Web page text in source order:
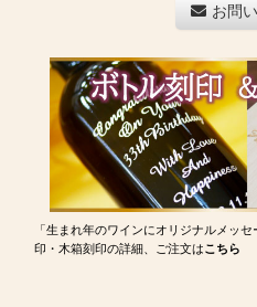
お問
「生まれ年のワインにオリジナルメッ
印・木箱刻印の詳細、ご注文はこちら